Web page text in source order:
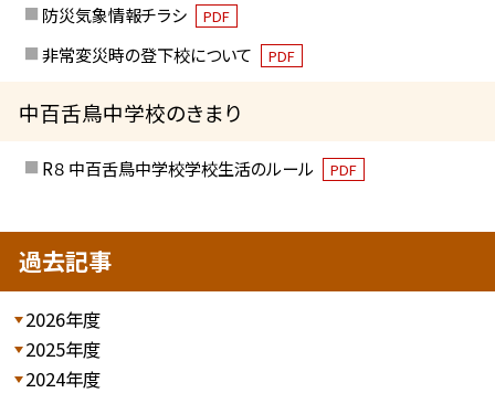
防災気象情報チラシ PDF
非常変災時の登下校について PDF
中百舌鳥中学校のきまり
R８ 中百舌鳥中学校学校生活のルール PDF
過去記事
2026年度
2025年度
2024年度